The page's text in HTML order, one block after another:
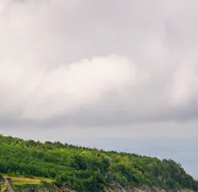
les parcourir ou en appuyant et en